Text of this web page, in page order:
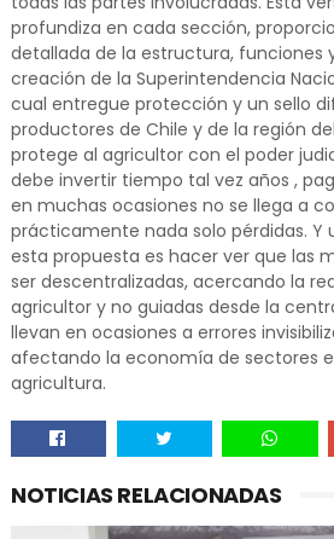
profundiza en cada sección,
detallada de la estructura, funciones
creación de la Superintendencia
cual entregue protección y un sello
productores de Chile y de la región
protege al agricultor con el poder
debe invertir tiempo tal vez años ,
en muchas ocasiones no se llega a
prácticamente nada solo pérdidas. Y
esta propuesta es hacer ver que las
ser descentralizadas, acercando la
agricultor y no guiadas desde la
llevan en ocasiones a errores
afectando la economía de sectores
agricultura.
NOTICIAS RELACIONADAS